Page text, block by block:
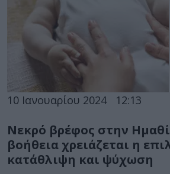
10 Ιανουαρίου 2024 12:13
Νεκρό βρέφος στην
βοήθεια χρειάζεται η
κατάθλιψη και ψύχωση